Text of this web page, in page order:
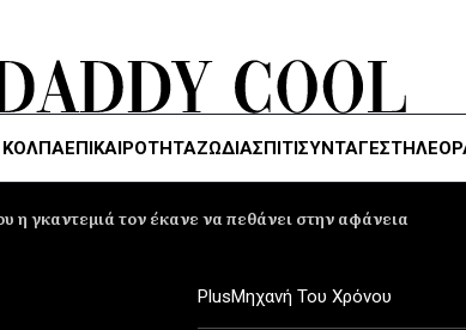
ΕΠΙΚΑΙΡΟΤΗΤΑΖΏΔΙΑΣΠΙΤΙΣΥΝΤΑΓΕΣ
η γκαντεμιά τον έκανε να πεθάνει στην αφάνεια
PlusΜηχανή Του Χρόνου